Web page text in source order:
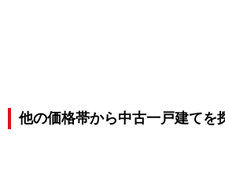
他の価格帯から中古一戸建てを